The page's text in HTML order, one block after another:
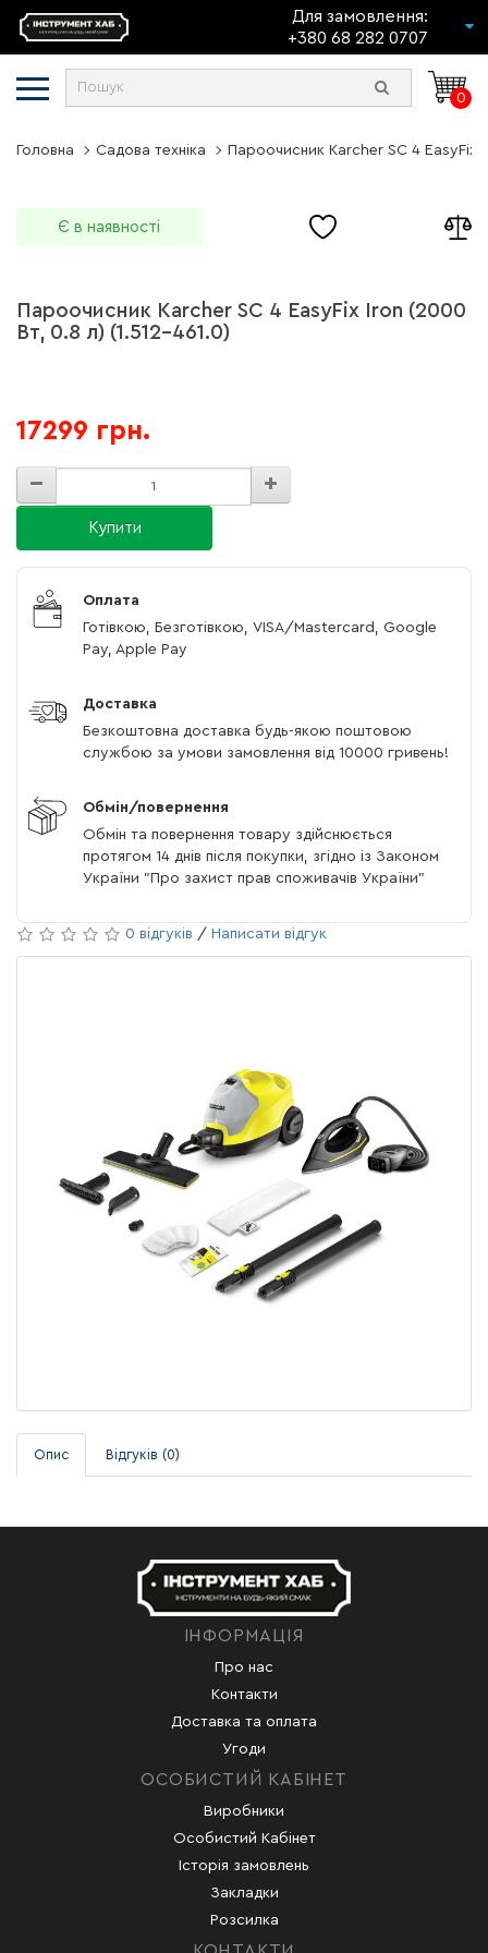
Для замовлення:
+380 68 282 0707
0
Головна Садова техніка Пароочисник Karcher SC 4 EasyFix
Опис Відгуків (0)
Є в наявності
Пароочисник Karcher SC 4 EasyFix Iron (2000
Вт, 0.8 л) (1.512-461.0)
17299 грн.
Купити
Оплата
Готівкою, Безготівкою, VISA/Mastercard, Google
Pay, Apple Pay
Доставка
Безкоштовна доставка будь-якою поштовою
службою за умови замовлення від 10000 гривень!
Обмін/повернення
Обмін та повернення товару здійснюється
протягом 14 днів після покупки, згідно із Законом
України "Про захист прав споживачів України"
0 відгуків / Написати відгук
ІНФОРМАЦІЯ
Про нас
Контакти
Доставка та оплата
Угоди
ОСОБИСТИЙ КАБІНЕТ
Виробники
Особистий Кабінет
Історія замовлень
Закладки
Розсилка